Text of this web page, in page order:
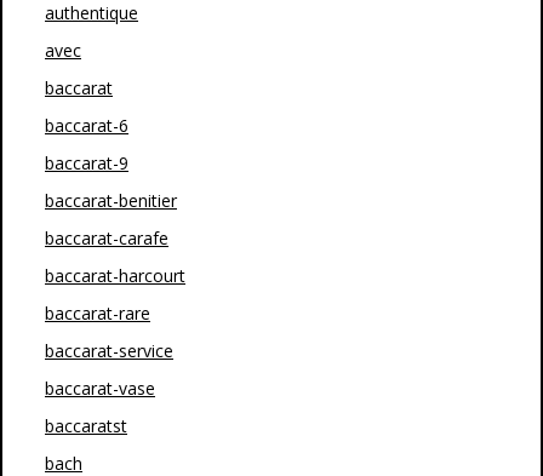
authentique
avec
baccarat
baccarat-6
baccarat-9
baccarat-benitier
baccarat-carafe
baccarat-harcourt
baccarat-rare
baccarat-service
baccarat-vase
baccaratst
bach